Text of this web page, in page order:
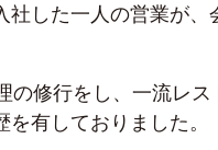
社した一人の営業が
の修行をし、一流レ
有しておりました。